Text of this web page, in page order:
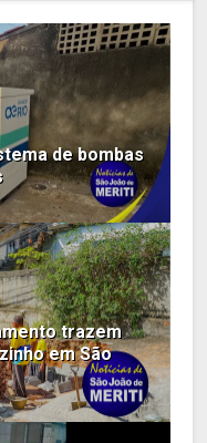
de bombas
trazem
em São